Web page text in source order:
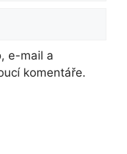
e-mail a
komentáře.